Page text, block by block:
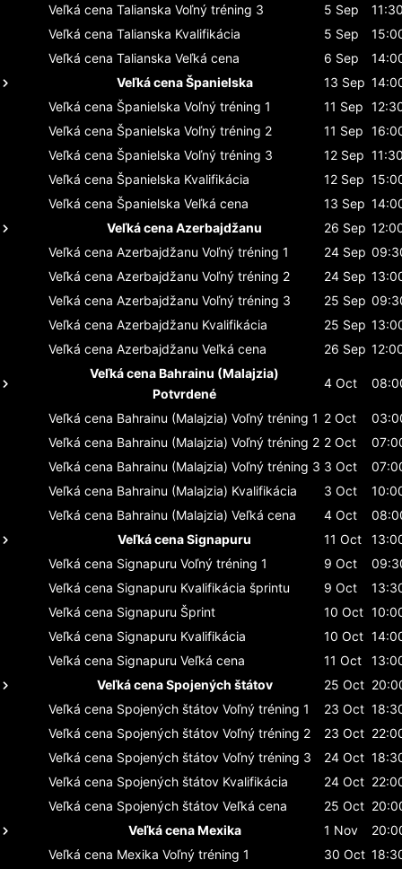
Veľká cena Talianska Voľný tréning 3 5 Sep
11:30
Veľká cena Talianska Kvalifikácia 5 Sep
Veľká cena Talianska Veľká cena 6 Sep
Veľká cena Španielska
13 Sep
Veľká cena Španielska Voľný tréning 1 11 Sep
Veľká cena Španielska Voľný tréning 2 11 Sep
Veľká cena Španielska Voľný tréning 3 12 Sep 11:30
Veľká cena Španielska Kvalifikácia 12 Sep
Veľká cena Španielska Veľká cena 13 Sep
Veľká cena Azerbajdžanu
26 Sep
Veľká cena Azerbajdžanu Voľný tréning 1 24 Sep
Veľká cena Azerbajdžanu Voľný tréning 2 24 Sep
Veľká cena Azerbajdžanu Voľný tréning 3 25 Sep
Veľká cena Azerbajdžanu Kvalifikácia 25 Sep
Veľká cena Azerbajdžanu Veľká cena 26 Sep
Veľká cena Bahrainu (Malajzia)
Potvrdené
4 Oct
Veľká cena Bahrainu (Malajzia) Voľný tréning 1 2 Oct
Veľká cena Bahrainu (Malajzia) Voľný tréning 2 2 Oct
Veľká cena Bahrainu (Malajzia) Voľný tréning 3 3 Oct
Veľká cena Bahrainu (Malajzia) Kvalifikácia 3 Oct
Veľká cena Bahrainu (Malajzia) Veľká cena 4 Oct
Veľká cena Signapuru
11 Oct
Veľká cena Signapuru Voľný tréning 1 9 Oct
Veľká cena Signapuru Kvalifikácia šprintu 9 Oct
Veľká cena Signapuru Šprint 10 Oct
Veľká cena Signapuru Kvalifikácia 10 Oct
Veľká cena Signapuru Veľká cena 11 Oct
Veľká cena Spojených štátov
25 Oct
Veľká cena Spojených štátov Voľný tréning 1 23 Oct
Veľká cena Spojených štátov Voľný tréning 2 23 Oct
Veľká cena Spojených štátov Voľný tréning 3 24 Oct
Veľká cena Spojených štátov Kvalifikácia 24 Oct
Veľká cena Spojených štátov Veľká cena 25 Oct
Veľká cena Mexika
1 Nov
Veľká cena Mexika Voľný tréning 1 30 Oct